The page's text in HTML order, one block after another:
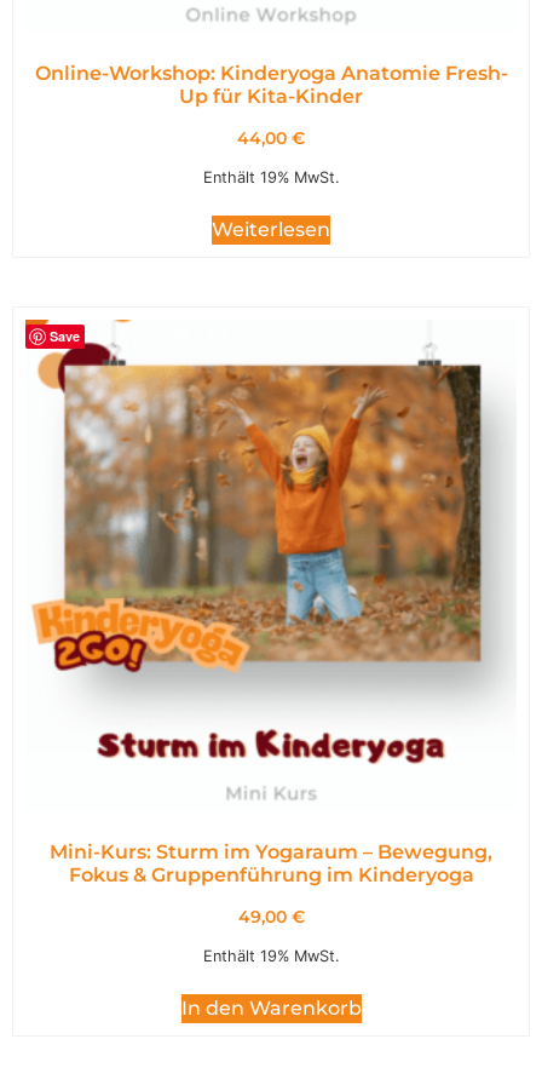
Online-Workshop: Kinderyoga Anatomie Fresh-
Up für Kita-Kinder
44,00 €
Enthält 19% MwSt.
Weiterlesen
Save
Mini-Kurs: Sturm im Yogaraum – Bewegung,
Fokus & Gruppenführung im Kinderyoga
49,00 €
Enthält 19% MwSt.
In den Warenkorb